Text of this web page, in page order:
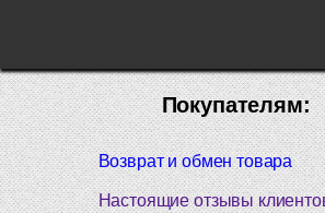
Покупателям:
Возврат и обмен товара
Настоящие отзывы